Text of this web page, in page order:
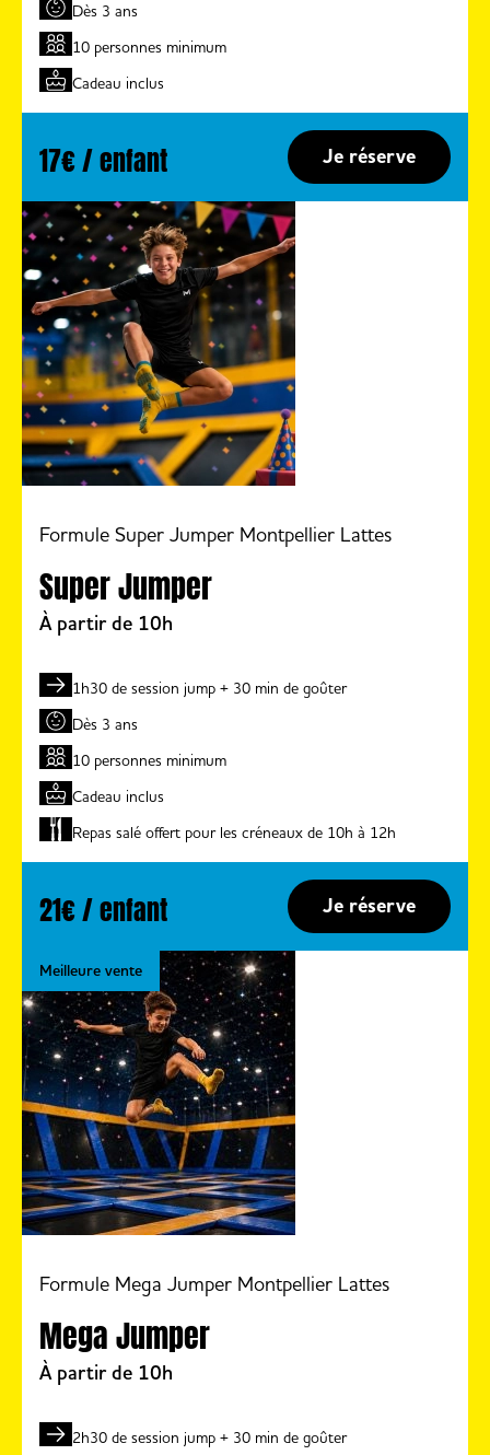
Dès 3 ans
10 personnes minimum
Cadeau inclus
17€ / enfant Je réserve
Formule Super Jumper Montpellier Lattes
Super Jumper
À partir de 10h
1h30 de session jump + 30 min de goûter
Dès 3 ans
10 personnes minimum
Cadeau inclus
Repas salé offert pour les créneaux de 10h à 12h
21€ / enfant Je réserve
Formule Mega Jumper Montpellier Lattes
Meilleure vente
Mega Jumper
À partir de 10h
2h30 de session jump + 30 min de goûter